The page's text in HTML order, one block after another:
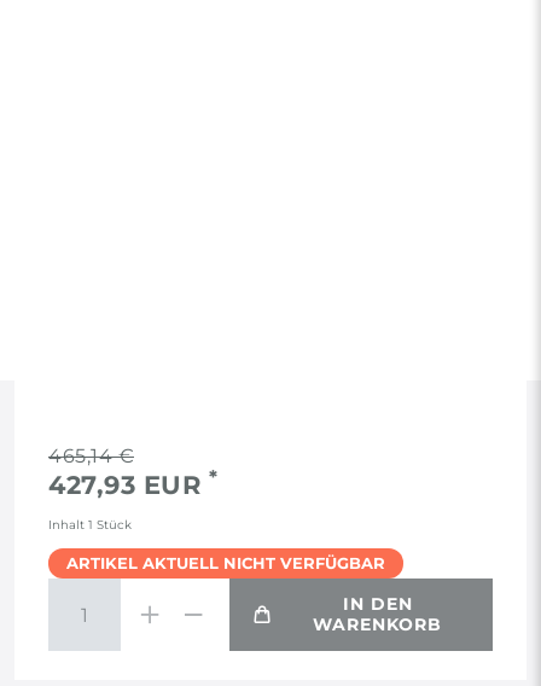
465,14 €
427,93 EUR *
Inhalt 1 Stück
ARTIKEL AKTUELL NICHT VERFÜGBAR
IN DEN
WARENKORB
RECHTLICHES
AGB
WIDERRUF